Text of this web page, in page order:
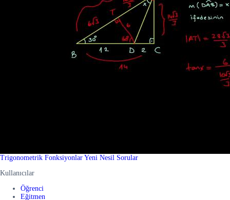
Trigonometrik Fonksiyonlar Yeni Nesil Sorular
Kullanıcılar
Öğrenci
Eğitmen